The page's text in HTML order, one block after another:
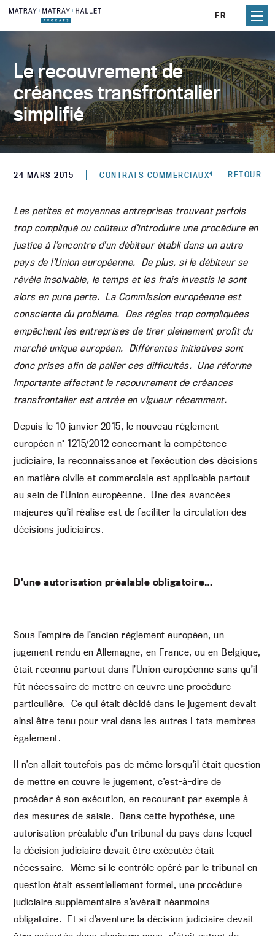
Aller
contenu
FR
Le recouvrement de
créances transfrontalier
simplifié
24 MARS 2015 CONTRATS COMMERCIAUX RETOUR
Les petites et moyennes entreprises trouvent parfois
trop compliqué ou coûteux d’introduire une procédure en
justice à l’encontre d’un débiteur établi dans un autre
pays de l’Union européenne. De plus, si le débiteur se
révèle insolvable, le temps et les frais investis le sont
alors en pure perte. La Commission européenne est
consciente du problème. Des règles trop compliquées
empêchent les entreprises de tirer pleinement profit du
marché unique européen. Différentes initiatives sont
donc prises afin de pallier ces difficultés. Une réforme
importante affectant le recouvrement de créances
transfrontalier est entrée en vigueur récemment.
Depuis le 10 janvier 2015, le nouveau règlement
européen n° 1215/2012 concernant la compétence
judiciaire, la reconnaissance et l’exécution des décisions
en matière civile et commerciale est applicable partout
au sein de l’Union européenne. Une des avancées
majeures qu’il réalise est de faciliter la circulation des
décisions judiciaires.
D’une autorisation préalable obligatoire…
Sous l’empire de l’ancien règlement européen, un
jugement rendu en Allemagne, en France, ou en Belgique,
était reconnu partout dans l’Union européenne sans qu’il
fût nécessaire de mettre en œuvre une procédure
particulière. Ce qui était décidé dans le jugement devait
ainsi être tenu pour vrai dans les autres Etats membres
également.
Il n’en allait toutefois pas de même lorsqu’il était question
de mettre en œuvre le jugement, c’est-à-dire de
procéder à son exécution, en recourant par exemple à
des mesures de saisie. Dans cette hypothèse, une
autorisation préalable d’un tribunal du pays dans lequel
la décision judiciaire devait être exécutée était
nécessaire. Même si le contrôle opéré par le tribunal en
question était essentiellement formel, une procédure
judiciaire supplémentaire s’avérait néanmoins
obligatoire. Et si d’aventure la décision judiciaire devait